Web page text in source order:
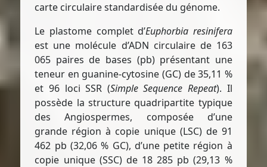
carte circulaire standardisée du génome.
Le plastome complet d’Euphorbia resinifera
est une molécule d’ADN circulaire de 163
065 paires de bases (pb) présentant une
teneur en guanine-cytosine (GC) de 35,11 %
et 96 loci SSR (Simple Sequence Repeat). Il
possède la structure quadripartite typique
des Angiospermes, composée d’une
grande région à copie unique (LSC) de 91
462 pb (32,06 % GC), d’une petite région à
copie unique (SSC) de 18 285 pb (29,13 %